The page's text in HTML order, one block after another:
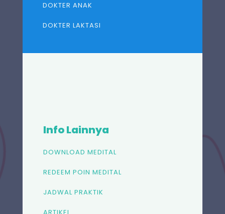
DOKTER ANAK
DOKTER LAKTASI
Info Lainnya
DOWNLOAD MEDITAL
REDEEM POIN MEDITAL
JADWAL PRAKTIK